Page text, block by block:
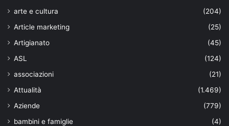
arte e cultura
(204)
Article marketing
(25)
Artigianato
(45)
ASL
(124)
associazioni
(21)
Attualità
(1.469)
Aziende
(779)
bambini e famiglie
(4)